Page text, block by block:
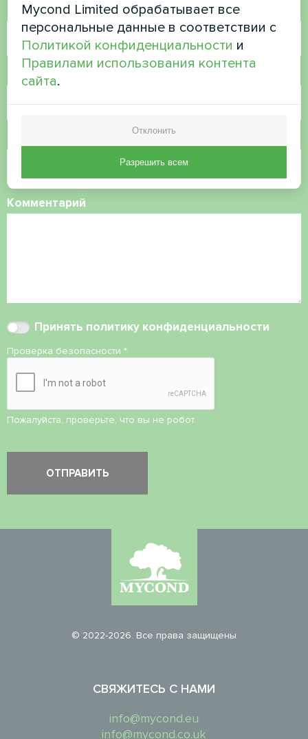
Имя
Номер телефона
Электронная почта
Комментарий
Принять политику конфиденциальности
Проверка безопасности *
Пожалуйста, проверьте, что вы не робот.
© 2022-2026. Все права защищены
СВЯЖИТЕСЬ С НАМИ
info@mycond.eu
info@mycond.co.uk
Mycond Limited обрабатывает все
персональные данные в соответствии с
Политикой конфиденциальности и
Правилами использования контента
сайта.
Отклонить
Разрешить всем